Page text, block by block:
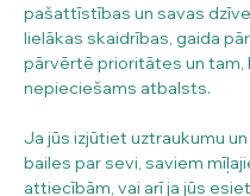
pašattīstības un savas
lielākas skaidrības, gaida
pārvērtē prioritātes un tam,
nepieciešams atbalsts.
Ja jūs izjūtiet uztraukumu
bailes par sevi, saviem
attiecībām, vai arī ja jūs